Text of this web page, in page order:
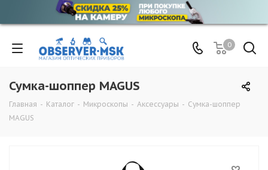
0
Сумка-шоппер MAGUS
Главная - Каталог - Микроскопы - Аксессуары - Сумка-шоппер
MAGUS